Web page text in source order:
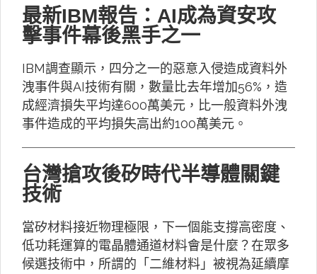
最新IBM報告：AI成為資安攻
擊事件幕後黑手之一
IBM調查顯示，四分之一的惡意入侵造成資料外
洩事件與AI技術有關，數量比去年增加56%，造
成經濟損失平均達600萬美元，比一般資料外洩
事件造成的平均損失高出約100萬美元。
台灣搶攻後矽時代半導體關鍵
技術
當矽材料接近物理極限，下一個能支撐高密度、
低功耗運算的電晶體通道材料會是什麼？在眾多
候選技術中，所謂的「二維材料」被視為延續摩